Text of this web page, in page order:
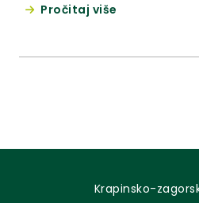
povijesti” s ciljem podizanja
Pročitaj više
Krapinsko-